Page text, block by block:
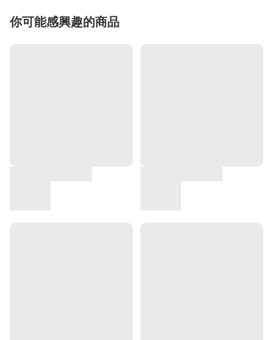
你可能感興趣的商品